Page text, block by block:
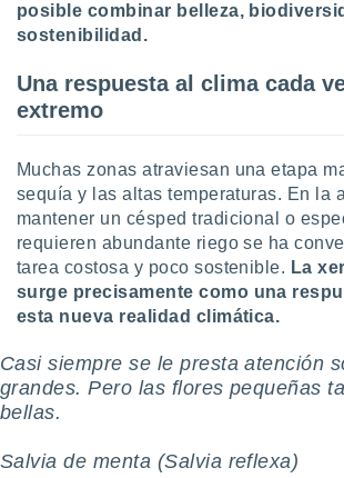
sean
el sitio
se
para
ni para
o
aunque
no
Puedes
abono
posible combinar belleza,
sostenibilidad.
Una respuesta al clima cada
extremo
Muchas zonas atraviesan una etapa
sequía y las altas temperaturas. En la
mantener un césped tradicional o
requieren abundante riego se ha
tarea costosa y poco sostenible. La
surge precisamente como una
esta nueva realidad climática.
Casi siempre se le presta atención
grandes. Pero las flores pequeñas
bellas.
Salvia de menta (Salvia reflexa)